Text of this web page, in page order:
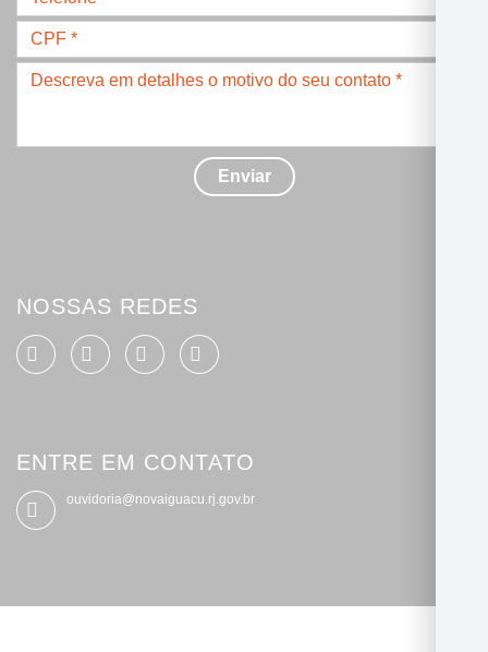
*
CPF
*
Descreva
com
Enviar
NOSSAS REDES
ENTRE EM CONTATO
ouvidoria@novaiguacu.rj.gov.br